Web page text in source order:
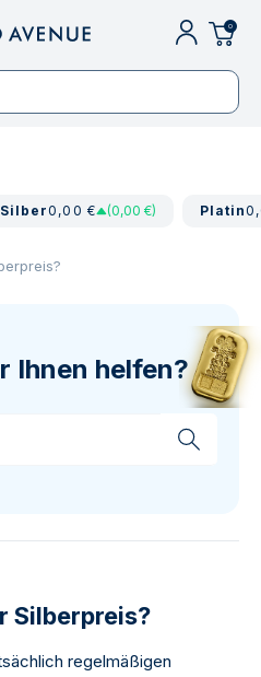
0
Silber0,00 € (0,00 €) Platin
Ihnen helfen?
Silberpreis?
regelmäßigen